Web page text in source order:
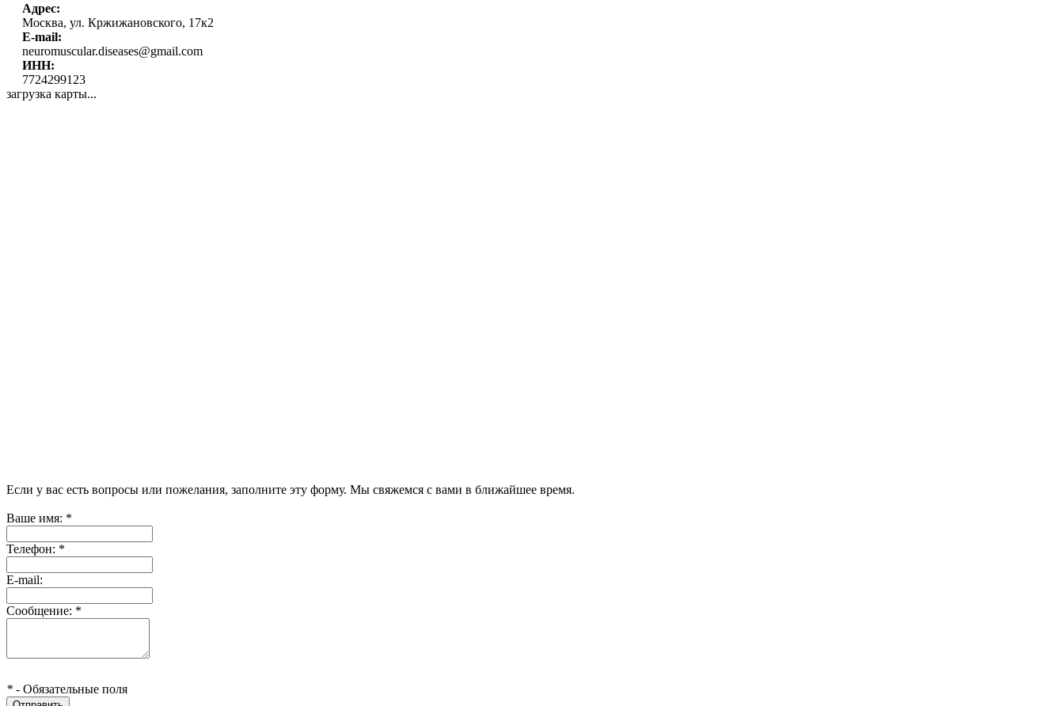
Адрес:
Москва, ул. Кржижановского, 17к2
E-mail:
neuromuscular.diseases@gmail.com
ИНН:
7724299123
загрузка карты...
Если у вас есть вопросы или пожелания, заполните эту форму. Мы свяжемся с вами в ближайшее время.
Ваше имя: *
Телефон: *
E-mail:
Сообщение: *
* - Обязательные поля